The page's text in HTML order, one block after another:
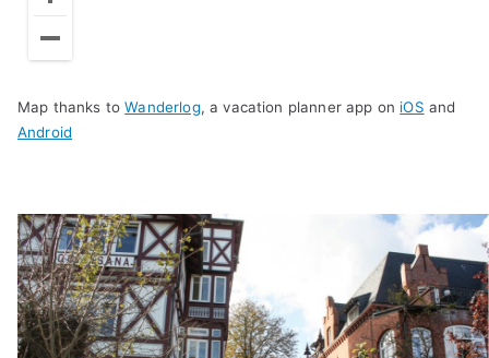
Map thanks toWanderlog, a vacation planner app on iOS and
Android